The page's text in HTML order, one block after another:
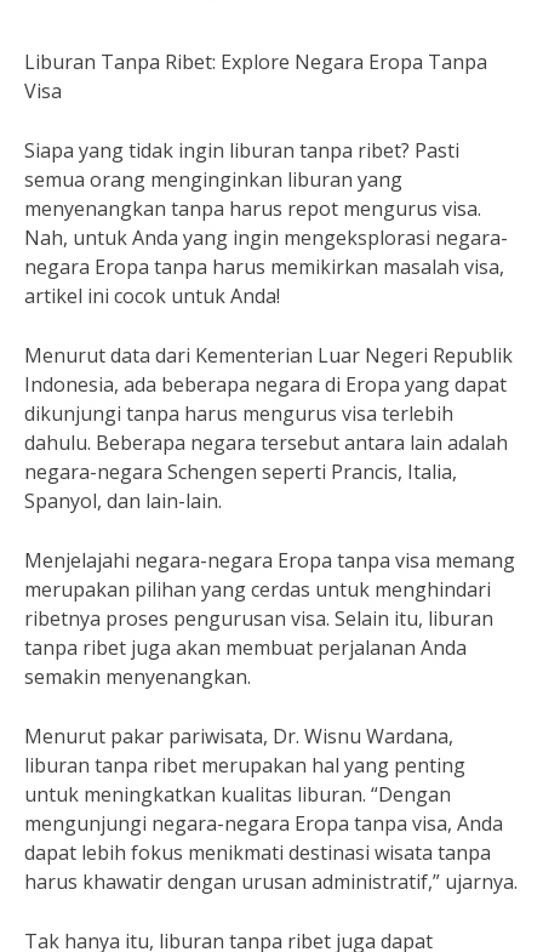
Liburan Tanpa Ribet: Explore Negara Eropa Tanpa
Visa
Siapa yang tidak ingin liburan tanpa ribet? Pasti
semua orang menginginkan liburan yang
menyenangkan tanpa harus repot mengurus visa.
Nah, untuk Anda yang ingin mengeksplorasi negara-
negara Eropa tanpa harus memikirkan masalah visa,
artikel ini cocok untuk Anda!
Menurut data dari Kementerian Luar Negeri Republik
Indonesia, ada beberapa negara di Eropa yang dapat
dikunjungi tanpa harus mengurus visa terlebih
dahulu. Beberapa negara tersebut antara lain adalah
negara-negara Schengen seperti Prancis, Italia,
Spanyol, dan lain-lain.
Menjelajahi negara-negara Eropa tanpa visa memang
merupakan pilihan yang cerdas untuk menghindari
ribetnya proses pengurusan visa. Selain itu, liburan
tanpa ribet juga akan membuat perjalanan Anda
semakin menyenangkan.
Menurut pakar pariwisata, Dr. Wisnu Wardana,
liburan tanpa ribet merupakan hal yang penting
untuk meningkatkan kualitas liburan. “Dengan
mengunjungi negara-negara Eropa tanpa visa, Anda
dapat lebih fokus menikmati destinasi wisata tanpa
harus khawatir dengan urusan administratif,” ujarnya.
Tak hanya itu, liburan tanpa ribet juga dapat